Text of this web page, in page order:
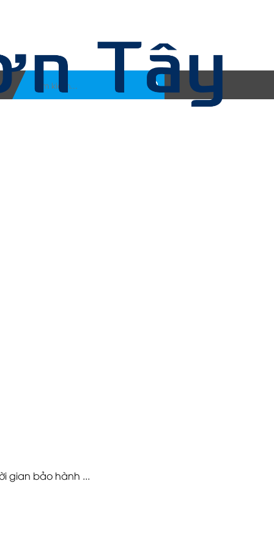
kiếm:
gian bảo hành ...